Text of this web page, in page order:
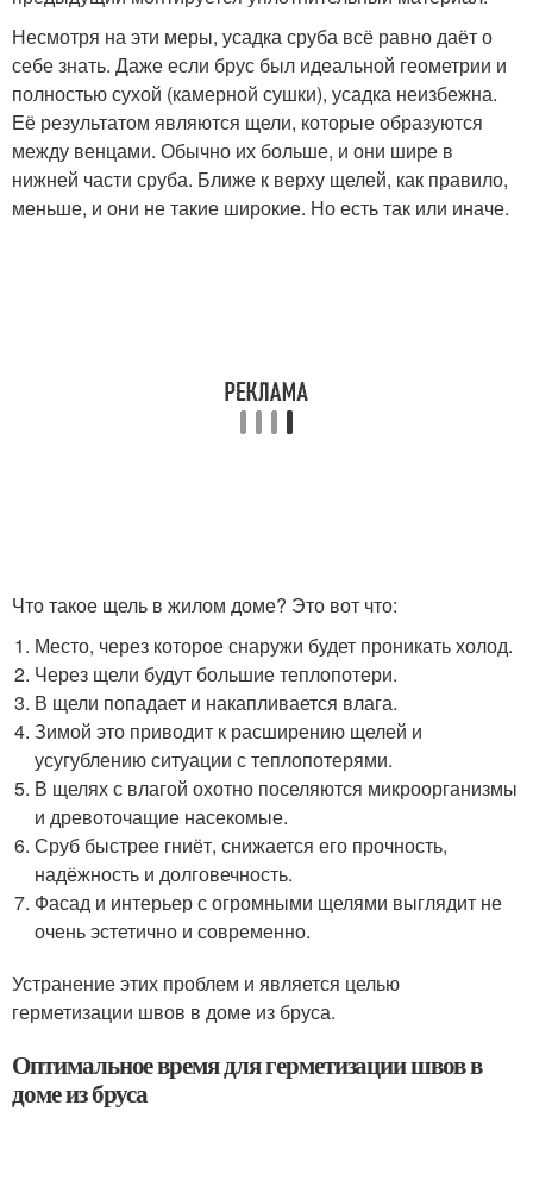
Несмотря на эти меры, усадка сруба всё равно даёт о
себе знать. Даже если брус был идеальной геометрии и
полностью сухой (камерной сушки), усадка неизбежна.
Её результатом являются щели, которые образуются
между венцами. Обычно их больше, и они шире в
нижней части сруба. Ближе к верху щелей, как правило,
меньше, и они не такие широкие. Но есть так или иначе.
Что такое щель в жилом доме? Это вот что:
Место, через которое снаружи будет проникать холод.
Через щели будут большие теплопотери.
В щели попадает и накапливается влага.
Зимой это приводит к расширению щелей и
усугублению ситуации с теплопотерями.
В щелях с влагой охотно поселяются микроорганизмы
и древоточащие насекомые.
Сруб быстрее гниёт, снижается его прочность,
надёжность и долговечность.
Фасад и интерьер с огромными щелями выглядит не
очень эстетично и современно.
Устранение этих проблем и является целью
герметизации швов в доме из бруса.
Оптимальное время для герметизации швов в
доме из бруса